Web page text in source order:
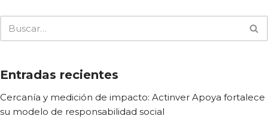
Entradas recientes
Cercanía y medición de impacto: Actinver Apoya fortalece
su modelo de responsabilidad social